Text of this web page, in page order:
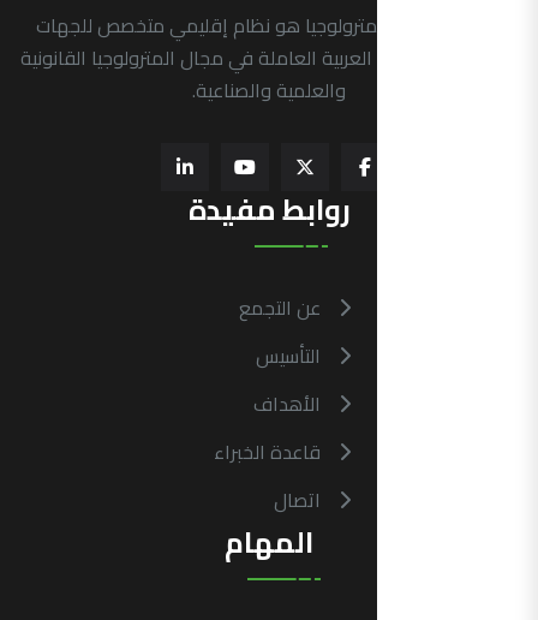
التجمع العربي للمترولوجيا هو نظام إقليمي متخصص للجهات
الرسمية في الدول العربية العاملة في مجال المترولوجيا القانونية
والعلمية والصناعية.
روابط مفيدة
عن التجمع
التأسيس
الأهداف
قاعدة الخبراء
اتصال
المهام